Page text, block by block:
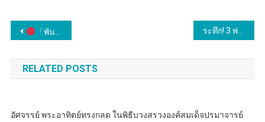
แนะแนว
เรื่อง
「พันตำรวจเอก ทวี สอดส่อง รัฐมนตรีว่าการกระทรวงยุติธรรม จัดงานสถาปนากระทรวงยุติธรรม ครบรอบ 133 ปี ลดความเหลื่อมล้ำ สร้างความยุติธรรมนำประเทศ」
RELATED POSTS
อัศจรรย์ พระอาทิตย์ทรงกลด ในพิธีบวงสรวงองค์สมเด็จปรมาจารย์